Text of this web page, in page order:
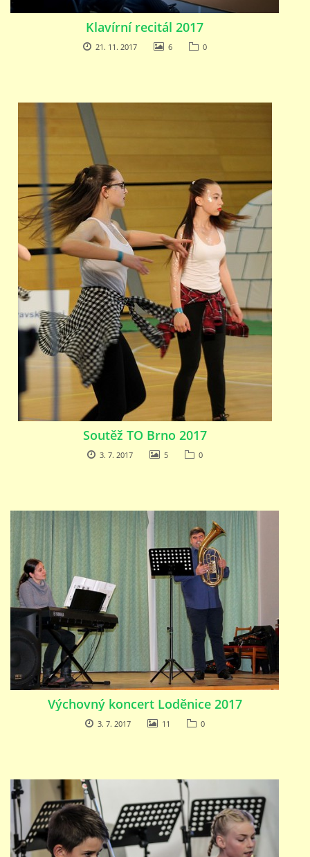
Klavírní recitál 2017
21. 11. 2017 6 0
Soutěž TO Brno 2017
3. 7. 2017 5 0
Výchovný koncert Loděnice 2017
3. 7. 2017 11 0